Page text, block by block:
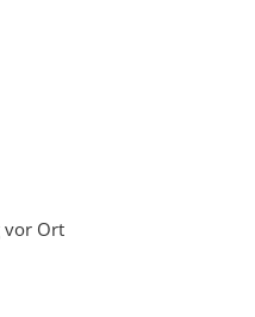
vor Ort